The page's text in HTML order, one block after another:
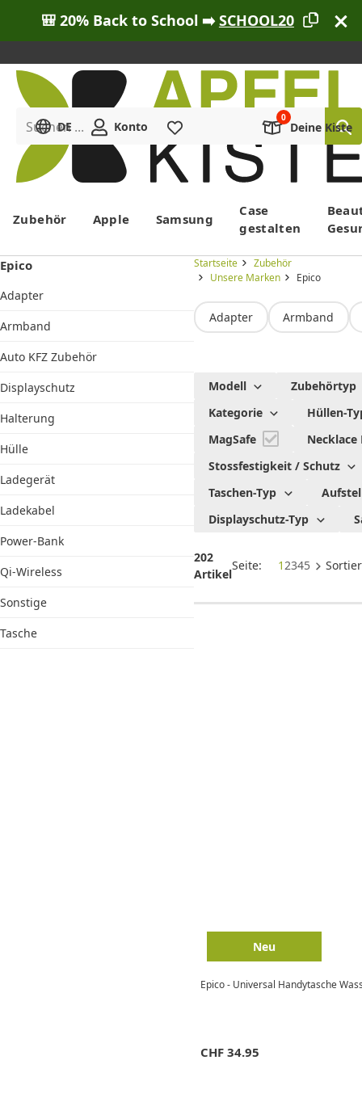
🎒 20% Back to School ➡️SCHOOL20
Menü
Suchen ...
DE Konto Deine Kiste
Zubehör Apple Samsung
Case
gestalten
Epico
Adapter
Armband
Auto KFZ Zubehör
Displayschutz
Halterung
Hülle
Ladegerät
Ladekabel
Power-Bank
Qi-Wireless
Sonstige
Tasche
Startseite
Zubehör
Unsere Marken
Epico
Adapter Armband
Epico
Produkte
Modell
Zubehörtyp
Kategorie
Hüllen-
MagSafe
Stossfestigkeit / Schutz
Taschen-Typ
Displayschutz-Typ
202
Artikel
Seite: 12345
Neu
Epico - Universal Handytasche
CHF 34.95